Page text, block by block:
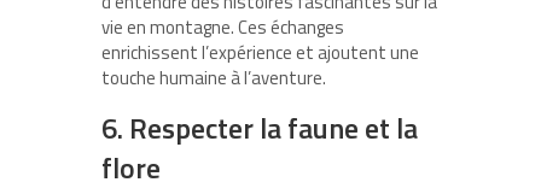
vie en montagne. Ces échanges
enrichissent l’expérience et ajoutent une
touche humaine à l’aventure.
6. Respecter la faune et la
flore